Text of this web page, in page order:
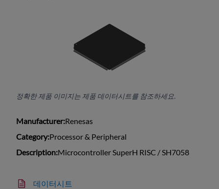
정확한 제품 이미지는 제품 데이터시트를 참조하세요.
Manufacturer:Renesas
Category:Processor & Peripheral
Description:Microcontroller SuperH RISC / SH7058
데이터시트